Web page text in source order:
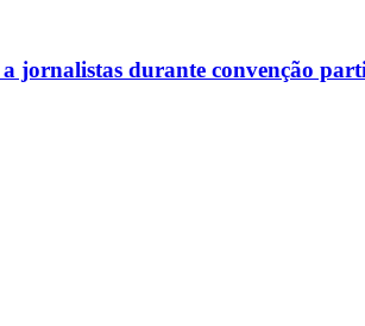
a jornalistas durante convenção